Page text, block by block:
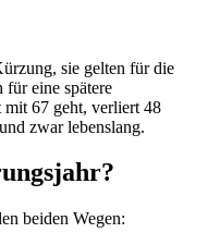
sie gelten für die
für eine spätere
mit 67 geht, verliert 48
zwar lebenslang.
beiden Wegen: